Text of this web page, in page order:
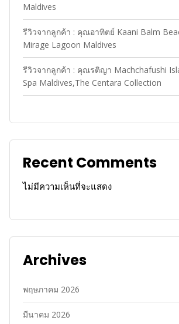
Maldives
รีวิวจากลูกค้า : คุณอาทิตย์ Kaani Balm
Mirage Lagoon Maldives
รีวิวจากลูกค้า : คุณรติญา Machchafushi
Spa Maldives,The Centara Collection
Recent Comments
ไม่มีความเห็นที่จะแสดง
Archives
พฤษภาคม 2026
มีนาคม 2026